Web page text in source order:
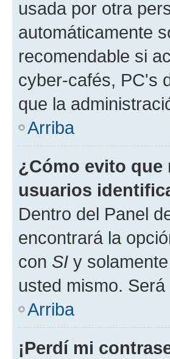
usada por otra
automáticamente
recomendable si
cyber-cafés, PC's
que la
Arriba
¿Cómo evito que
usuarios
Dentro del Panel
encontrará la
con SI y
usted mismo.
Arriba
¡Perdí mi